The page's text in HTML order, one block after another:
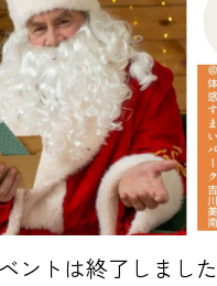
ントは終了しました